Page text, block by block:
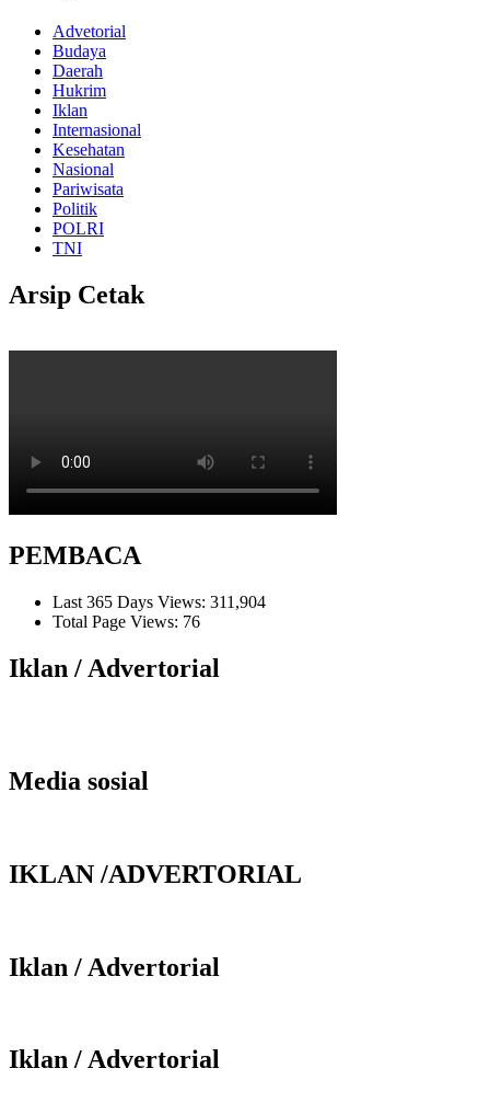
Advetorial
Budaya
Daerah
Hukrim
Iklan
Internasional
Kesehatan
Nasional
Pariwisata
Politik
POLRI
TNI
Arsip Cetak
PEMBACA
Last 365 Days Views: 311,904
Total Page Views: 76
Iklan / Advertorial
Media sosial
IKLAN /ADVERTORIAL
Iklan / Advertorial
Iklan / Advertorial